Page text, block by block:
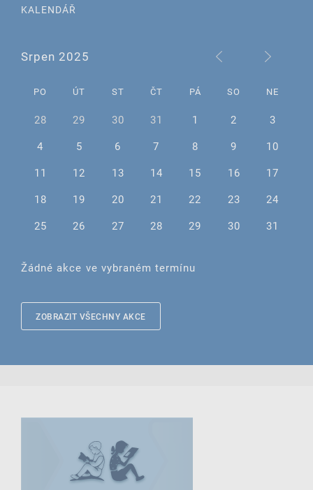
KALENDÁŘ
Srpen 2025
PO ÚT ST ČT PÁ SO NE
28 29 30 31 1 2
3
4
5 6 7 8 9
10
11
12 13 14 15 16
17
18
19 20 21 22 23
24
25
26 27 28 29 30 31
Žádné akce ve vybraném termínu
ZOBRAZIT VŠECHNY AKCE